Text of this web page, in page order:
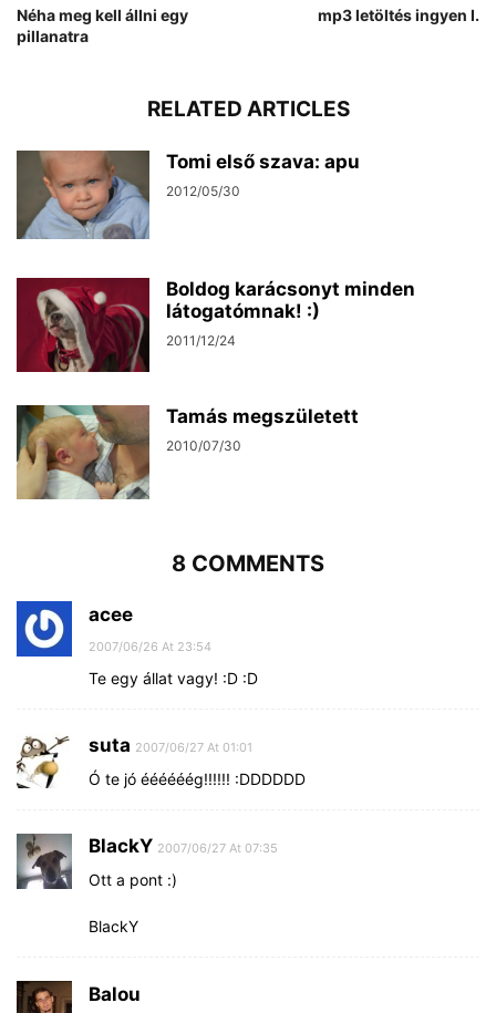
Néha meg kell állni egy
pillanatra
mp3 letöltés ingyen I.
RELATED ARTICLES
Tomi első szava: apu
2012/05/30
Boldog karácsonyt minden
látogatómnak! :)
2011/12/24
Tamás megszületett
2010/07/30
8 COMMENTS
acee
2007/06/26 At 23:54
Te egy állat vagy! :D :D
suta 2007/06/27 At 01:01
Ó te jó éééééég!!!!!! :DDDDDD
BlackY 2007/06/27 At 07:35
Ott a pont :)
BlackY
Balou